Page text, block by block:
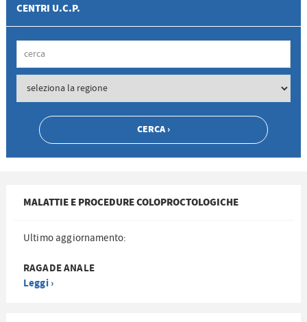
CENTRI U.C.P.
MALATTIE E PROCEDURE COLOPROCTOLOGICHE
Ultimo aggiornamento:
RAGADE ANALE
Leggi ›